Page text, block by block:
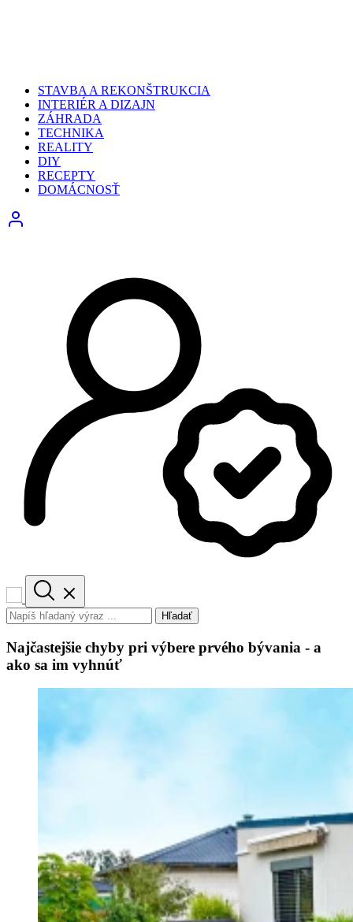
STAVBA A REKONŠTRUKCIA
INTERIÉR A DIZAJN
ZÁHRADA
TECHNIKA
REALITY
DIY
RECEPTY
DOMÁCNOSŤ
Hľadať
Najčastejšie chyby pri výbere prvého bývania - a
ako sa im vyhnúť